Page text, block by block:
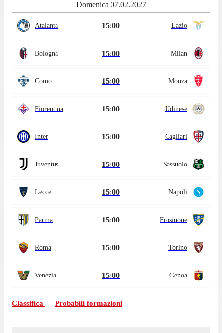
Domenica 07.02.2027
Atalanta 15:00 Lazio
Bologna 15:00 Milan
Como 15:00 Monza
Fiorentina 15:00 Udinese
Inter 15:00 Cagliari
Juventus 15:00 Sassuolo
Lecce 15:00 Napoli
Parma 15:00 Frosinone
Roma 15:00 Torino
Venezia 15:00 Genoa
Classifica Probabili formazioni